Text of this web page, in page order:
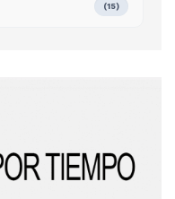
(15)